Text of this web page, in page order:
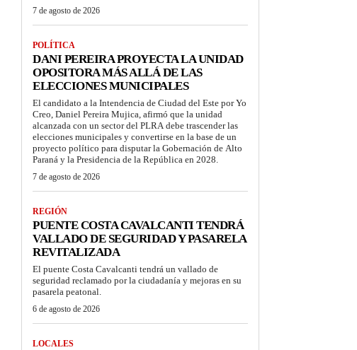
7 de agosto de 2026
POLÍTICA
DANI PEREIRA PROYECTA LA UNIDAD
OPOSITORA MÁS ALLÁ DE LAS
ELECCIONES MUNICIPALES
El candidato a la Intendencia de Ciudad del Este por Yo
Creo, Daniel Pereira Mujica, afirmó que la unidad
alcanzada con un sector del PLRA debe trascender las
elecciones municipales y convertirse en la base de un
proyecto político para disputar la Gobernación de Alto
Paraná y la Presidencia de la República en 2028.
7 de agosto de 2026
REGIÓN
PUENTE COSTA CAVALCANTI TENDRÁ
VALLADO DE SEGURIDAD Y PASARELA
REVITALIZADA
El puente Costa Cavalcanti tendrá un vallado de
seguridad reclamado por la ciudadanía y mejoras en su
pasarela peatonal.
6 de agosto de 2026
LOCALES